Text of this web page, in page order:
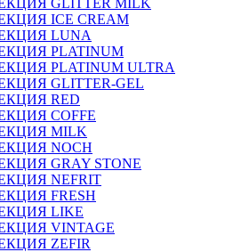
ICE CREAM
LUNA
PLATINUM
PLATINUM ULTRA
GLITTER-GEL
RED
COFFE
MILK
NOCH
GRAY STONE
NEFRIT
FRESH
LIKE
VINTAGE
ZEFIR